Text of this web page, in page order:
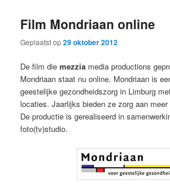
inhoud
inhoud
Film Mondriaan online
Geplaatst op29 oktober 2012
De film diemezzia media productions
Mondriaan staat nu online. Mondriaan is
geestelijke gezondheidszorg in Limburg
locaties. Jaarlijks bieden ze zorg aan
De productie is gerealiseerd in
foto(tv)studio.